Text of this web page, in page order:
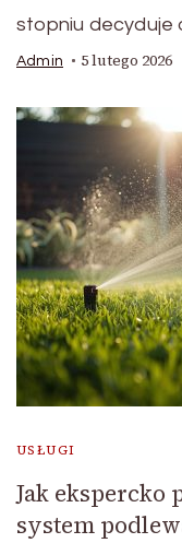
stopniu decyduje
Admin 5 lutego 2026
USŁUGI
Jak
system